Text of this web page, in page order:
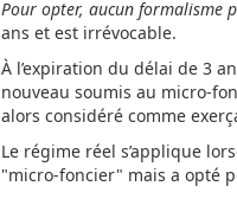
Pour opter, aucun formalisme
ans et est irrévocable.
À l’expiration du délai de 3
nouveau soumis au micro-
alors considéré comme
Le régime réel s’applique
"micro-foncier" mais a opté